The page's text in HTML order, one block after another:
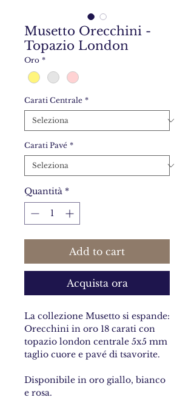
Musetto Orecchini -
Topazio London
Oro *
Carati Centrale *
Carati Pavé *
Quantità *
Add to cart
Acquista ora
La collezione Musetto si espande:
Orecchini in oro 18 carati con
topazio london centrale 5x5 mm
taglio cuore e pavé di tsavorite.
Disponibile in oro giallo, bianco
e rosa.